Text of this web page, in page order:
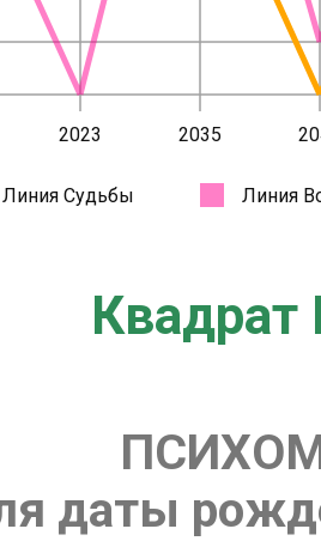
Квадрат
даты